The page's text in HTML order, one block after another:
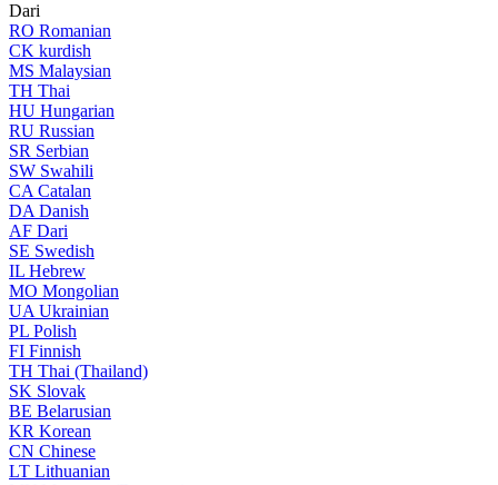
Dari
RO Romanian
CK kurdish
MS Malaysian
TH Thai
HU Hungarian
RU Russian
SR Serbian
SW Swahili
CA Catalan
DA Danish
AF Dari
SE Swedish
IL Hebrew
MO Mongolian
UA Ukrainian
PL Polish
FI Finnish
TH Thai (Thailand)
SK Slovak
BE Belarusian
KR Korean
CN Chinese
LT Lithuanian